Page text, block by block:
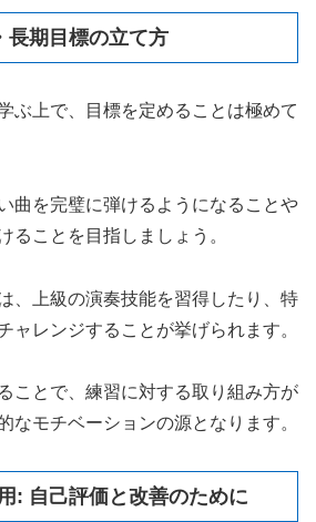
長期目標の立て方
ぶ上で、目標を定めることは極めて
曲を完璧に弾けるようになることや
ることを目指しましょう。
、上級の演奏技能を習得したり、特
ャレンジすることが挙げられます。
ことで、練習に対する取り組み方が
なモチベーションの源となります。
: 自己評価と改善のために